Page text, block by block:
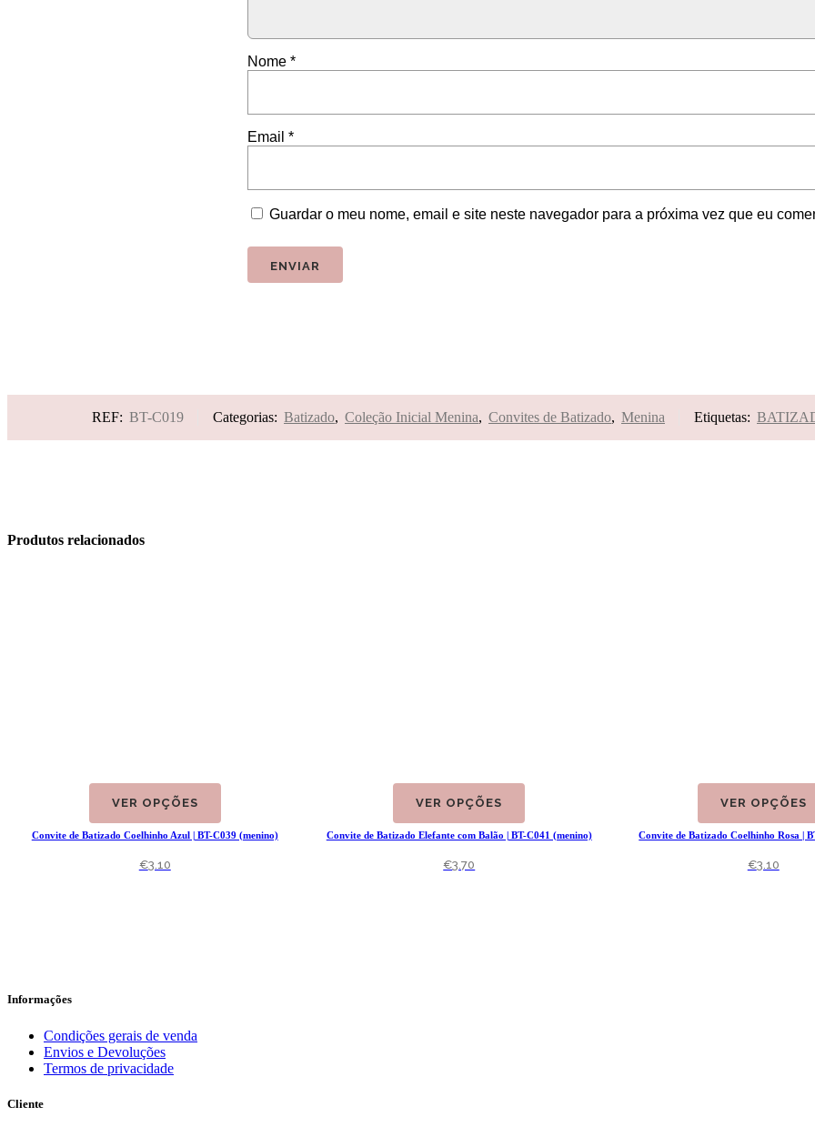
Nome *
Email *
Guardar o meu nome, email e site neste navegador para a próxima vez que eu
REF: BT-C019 Categorias: Batizado, Coleção Inicial Menina, Convites de Batizado, Menina Etiquetas:
Produtos relacionados
VER OPÇÕES
Convite de Batizado Coelhinho Azul | BT-C039 (menino)
€3.10
VER OPÇÕES
Convite de Batizado Elefante com Balão | BT-C041 (menino)
€3.70
VER OPÇÕES
Convite de Batizado Coelhinho Rosa |
€3.10
Informações
Condições gerais de venda
Envios e Devoluções
Termos de privacidade
Cliente